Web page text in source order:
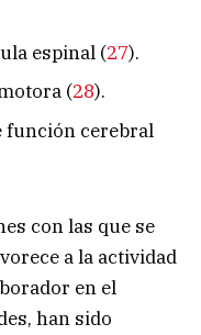
espinal (27).
(28).
función cerebral
con las que se
a la actividad
en el
han sido